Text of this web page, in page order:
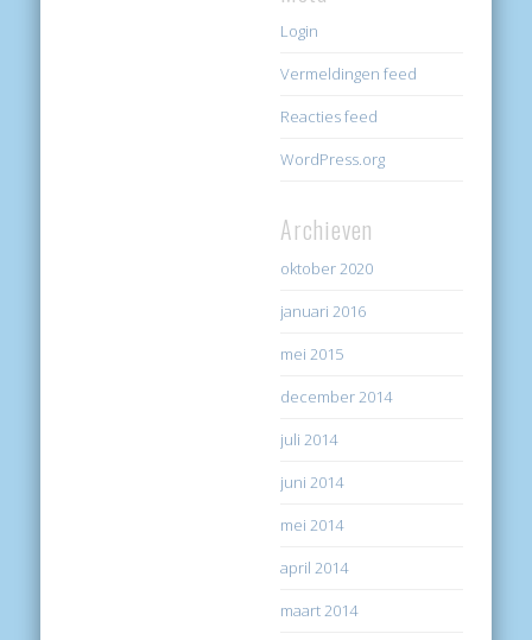
Login
Vermeldingen feed
Reacties feed
WordPress.org
Archieven
oktober 2020
januari 2016
mei 2015
december 2014
juli 2014
juni 2014
mei 2014
april 2014
maart 2014